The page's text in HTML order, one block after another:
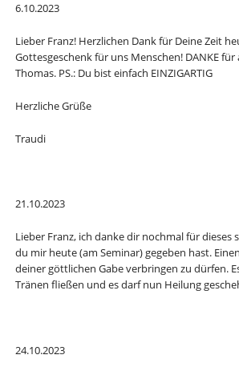
6.10.2023
Lieber Franz! Herzlichen Dank für Deine Zeit
Gottesgeschenk für uns Menschen! DANKE für
Thomas. PS.: Du bist einfach EINZIGARTIG
Herzliche Grüße
Traudi
21.10.2023
Lieber Franz, ich danke dir nochmal für dieses
du mir heute (am Seminar) gegeben hast.
deiner göttlichen Gabe verbringen zu dürfen.
Tränen fließen und es darf nun Heilung
24.10.2023